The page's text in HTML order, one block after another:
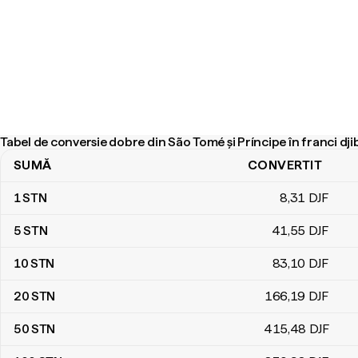
Tabel de conversie dobre din São Tomé și Príncipe în franci
Tabel de conversie dobre din São Tomé și Príncipe în franci
SUMĂ CONVERTIT
1STN 8,31 DJF
5STN 41,55 DJF
10STN 83,10 DJF
20STN 166,19 DJF
50STN 415,48 DJF